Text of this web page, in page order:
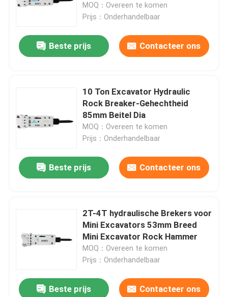
MOQ：Overeen te komen
Prijs：Onderhandelbaar
Beste prijs Contacteer ons
10 Ton Excavator Hydraulic
Rock Breaker-Gehechtheid
85mm Beitel Dia
MOQ：Overeen te komen
Prijs：Onderhandelbaar
Beste prijs Contacteer ons
2T-4T hydraulische Brekers voor
Mini Excavators 53mm Breed
Mini Excavator Rock Hammer
MOQ：Overeen te komen
Prijs：Onderhandelbaar
Beste prijs Contacteer ons